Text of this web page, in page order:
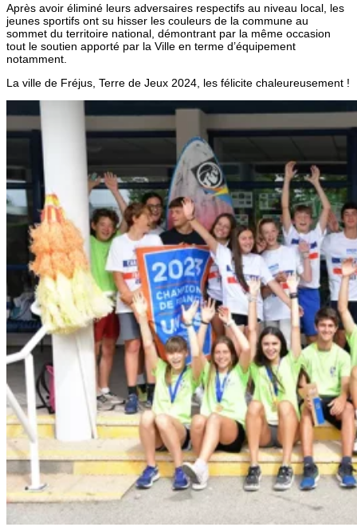
Après avoir éliminé leurs adversaires respectifs au niveau local, les
jeunes sportifs ont su hisser les couleurs de la commune au
sommet du territoire national, démontrant par la même occasion
tout le soutien apporté par la Ville en terme d’équipement
notamment.
La ville de Fréjus, Terre de Jeux 2024, les félicite chaleureusement !